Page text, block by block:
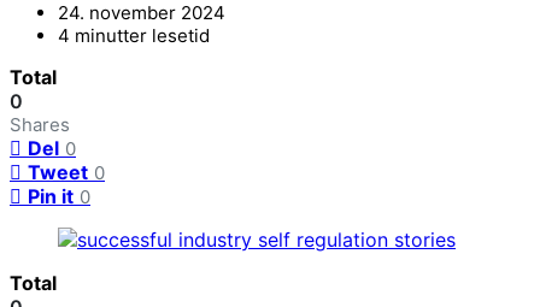
24. november 2024
4 minutter lesetid
Total
0
Shares
Del 0
Tweet 0
Pin it 0
Total